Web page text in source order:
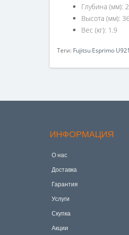
Глубина (мм):
Высота (мм):
Вес (кг): 1.9
Теги: Fujitsu Esprimo
ИНФОРМАЦИЯ
О нас
Доставка
Гарантия
Услуги
Скупка
Акции